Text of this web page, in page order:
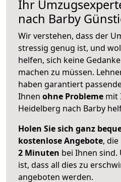
Ihr
nach Barby
Wir verstehen, dass der
stressig genug ist, und
helfen, sich keine
machen zu müssen.
haben garantiert
Ihnen ohne Probleme mit
Heidelberg nach Barby
Holen Sie sich ganz
kostenlose Angebote,
2 Minuten bei Ihnen sind.
ist, dass all dies zu
angeboten werden.